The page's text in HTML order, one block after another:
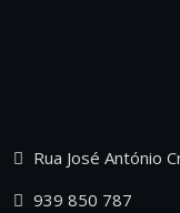
Rua José António
939 850 787